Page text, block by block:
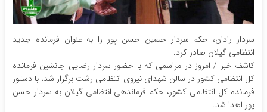
سردار رادان، حکم سردار حسین حسن پور را به عنوان فرمانده جدید
انتظامی گیلان صادر کرد.
کاشف خبر / امروز در مراسمی که با حضور سردار رضایی جانشین فرمانده
کل انتظامی کشور در سالن شهدای نیروی انتظامی رشت برگزار شد، با دستور
فرمانده کل انتظامی کشور، حکم فرماندهی انتظامی گیلان به سردار حسن
پور اهدا شد.